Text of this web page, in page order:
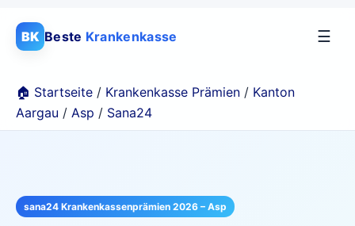
BK Beste Krankenkasse ☰
🏠 Startseite / Krankenkasse Prämien / Kanton
Aargau / Asp / Sana24
sana24 Krankenkassenprämien 2026 – Asp